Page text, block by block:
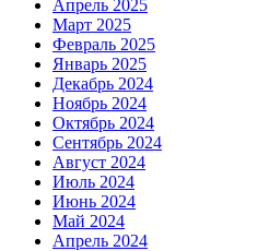
Апрель 2025
Март 2025
Февраль 2025
Январь 2025
Декабрь 2024
Ноябрь 2024
Октябрь 2024
Сентябрь 2024
Август 2024
Июль 2024
Июнь 2024
Май 2024
Апрель 2024